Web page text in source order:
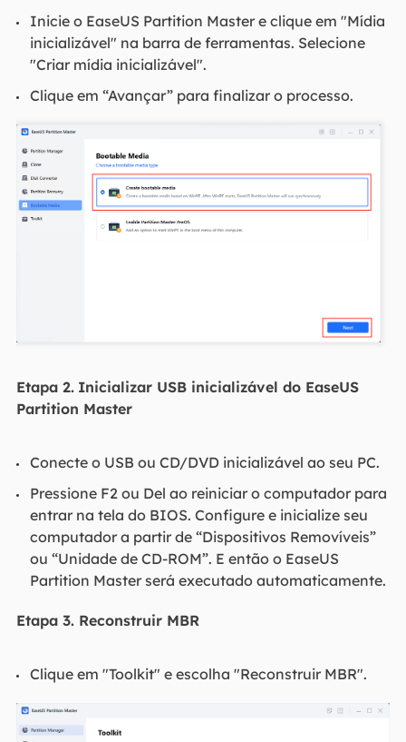
Inicie o EaseUS Partition Master e clique em "Mídia
inicializável" na barra de ferramentas. Selecione
"Criar mídia inicializável".
Clique em “Avançar” para finalizar o processo.
Etapa 2. Inicializar USB inicializável do EaseUS
Partition Master
Conecte o USB ou CD/DVD inicializável ao seu PC.
Pressione F2 ou Del ao reiniciar o computador para
entrar na tela do BIOS. Configure e inicialize seu
computador a partir de “Dispositivos Removíveis”
ou “Unidade de CD-ROM”. E então o EaseUS
Partition Master será executado automaticamente.
Etapa 3. Reconstruir MBR
Clique em "Toolkit" e escolha "Reconstruir MBR".